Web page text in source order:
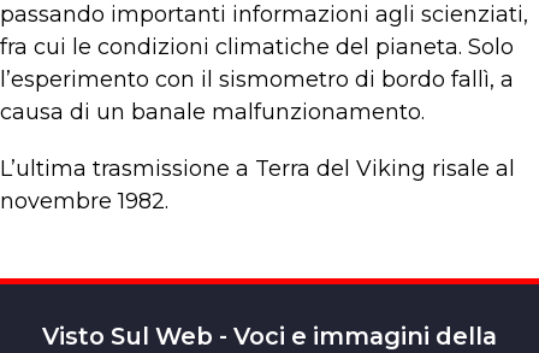
passando importanti informazioni agli scienziati,
fra cui le condizioni climatiche del pianeta. Solo
l’esperimento con il sismometro di bordo fallì, a
causa di un banale malfunzionamento.
L’ultima trasmissione a Terra del Viking risale al
novembre 1982.
Visto Sul Web - Voci e immagini della